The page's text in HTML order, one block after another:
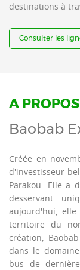
destinations à
Consulter les
A PROPOS
Baobab
Créée en
d'investisseur
Parakou. Elle a
desservant
aujourd'hui,
territoire du
création,
dans le
bus de